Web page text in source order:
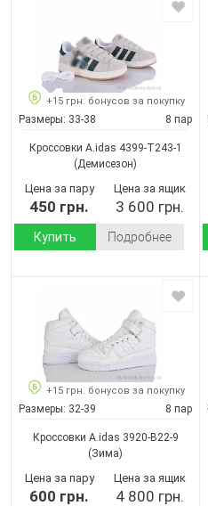
+15 грн. бонусов за покупку
Размеры: 33-38 8 пар
Кроссовки A.idas 4399-T243-1
(Демисезон)
Цена за пару
450 грн.
Цена за ящик
3 600 грн.
Купить Подробнее
+15 грн. бонусов за покупку
Размеры: 32-39 8 пар
Кроссовки A.idas 3920-B22-9
(Зима)
Цена за пару
600 грн.
Цена за ящик
4 800 грн.